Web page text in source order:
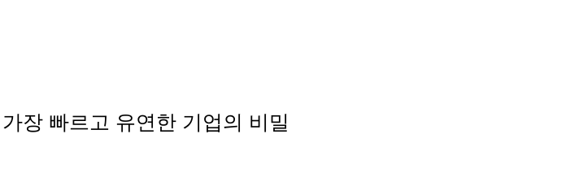
장 빠르고 유연한 기업의 비밀